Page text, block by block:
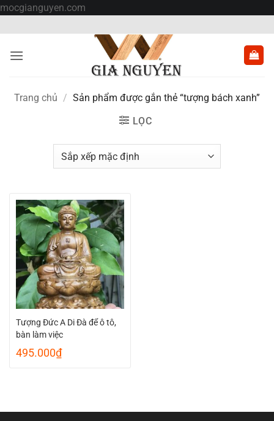
mocgianguyen.com
nội
dung
Trang chủ / Sản phẩm được gắn thẻ “tượng bách xanh”
LỌC
Tượng Đức A Di Đà để ô tô,
bàn làm việc
495.000₫